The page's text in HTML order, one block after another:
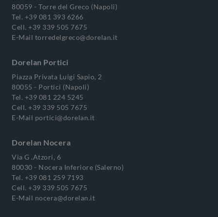
80059 - Torre del Greco (Napoli)
Tel. +39 081 393 6266
Cell. +39 339 505 7675
E-Mail torredelgreco@dorelan.it
Dorelan Portici
Piazza Privata Luigi Sapio, 2
80055 - Portici (Napoli)
Tel. +39 081 224 5245
Cell. +39 339 505 7675
E-Mail portici@dorelan.it
Dorelan Nocera
Via G .Atzori, 6
80030 - Nocera Inferiore (Salerno)
Tel. +39 081 259 7193
Cell. +39 339 505 7675
E-Mail nocera@dorelan.it